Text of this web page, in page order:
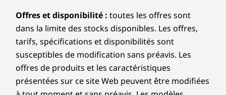
Offres et disponibilité : toutes les offres sont
dans la limite des stocks disponibles. Les offres,
tarifs, spécifications et disponibilités sont
susceptibles de modification sans préavis. Les
offres de produits et les caractéristiques
présentées sur ce site Web peuvent être modifiées